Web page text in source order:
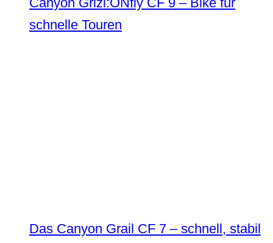
schnelle Touren
Das Canyon Grail CF 7 – schnell, stabil